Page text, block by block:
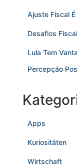
Ajuste Fiscal
Desafios
Lula Tem
Percepção
Apps
Kuriositäten
Wirtschaft